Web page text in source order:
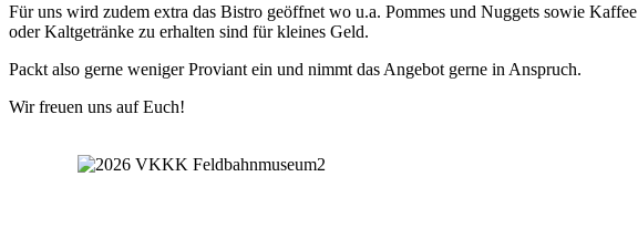
Für uns wird zudem extra das Bistro geöffnet wo u.a. Pommes und Nuggets sowie Kaffee
oder Kaltgetränke zu erhalten sind für kleines Geld.
Packt also gerne weniger Proviant ein und nimmt das Angebot gerne in Anspruch.
Wir freuen uns auf Euch!